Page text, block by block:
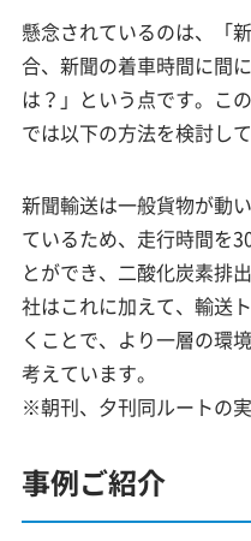
懸念されているのは、「
合、新聞の着車時間に間
は？」という点です。こ
では以下の方法を検討して
新聞輸送は一般貨物が動
ているため、走行時間を
とができ、二酸化炭素排
社はこれに加えて、輸送
くことで、より一層の環
考えています。
※朝刊、夕刊同ルートの
事例ご紹介